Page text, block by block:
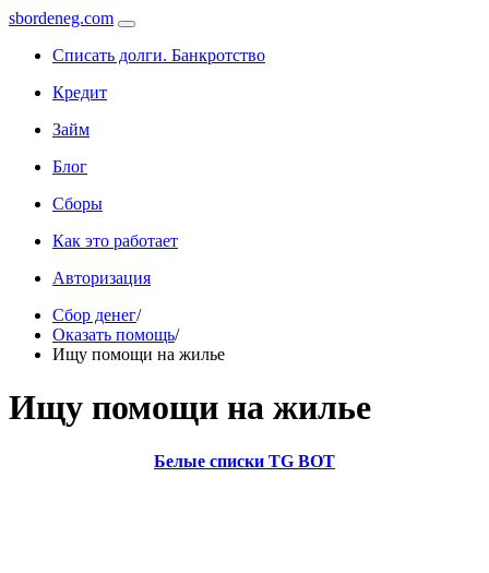
sbordeneg.com
Списать долги. Банкротство
Кредит
Займ
Блог
Сборы
Как это работает
Авторизация
Сбор денег/
Оказать помощь/
Ищу помощи на жилье
Ищу помощи на жилье
Белые списки TG BOT